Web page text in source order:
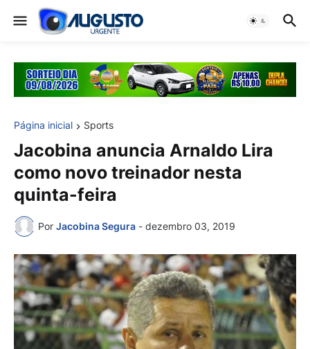
Página inicial Sports
Jacobina anuncia Arnaldo Lira
como novo treinador nesta
quinta-feira
Por Jacobina Segura - dezembro 03, 2019